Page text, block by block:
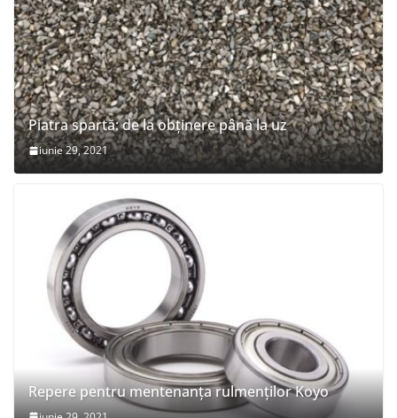
Piatra spartă: de la obținere până la uz
iunie 29, 2021
Repere pentru mentenanța rulmenților Koyo